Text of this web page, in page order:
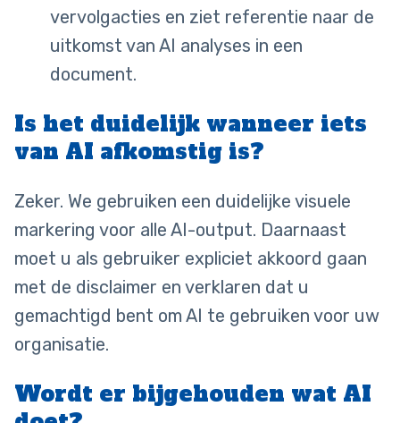
vervolgacties en ziet referentie naar de
uitkomst van AI analyses in een
document.
Is het duidelijk wanneer iets
van AI afkomstig is?
Zeker. We gebruiken een duidelijke visuele
markering voor alle AI-output. Daarnaast
moet u als gebruiker expliciet akkoord gaan
met de disclaimer en verklaren dat u
gemachtigd bent om AI te gebruiken voor uw
organisatie.
Wordt er bijgehouden wat AI